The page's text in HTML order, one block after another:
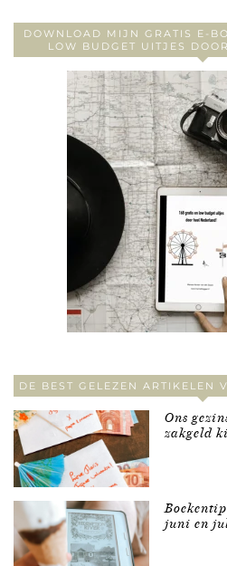
DOWNLOAD MIJN GRATIS E-
LOW BUDGET UITJES
DE BEST GELEZEN ARTIKELEN
Ons
zakgeld
juni en